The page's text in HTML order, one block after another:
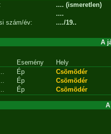
.... (ismeretlen)
....
szám/év:
..../19..
A
Esemény
Hely
Ép
Csömödér
Ép
Csömödér
Ép Csömödér